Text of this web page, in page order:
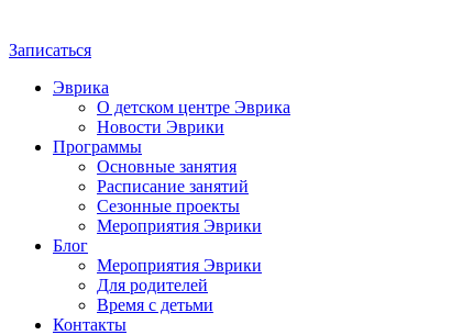
Записаться
Эврика
О детском центре Эврика
Новости Эврики
Программы
Основные занятия
Расписание занятий
Сезонные проекты
Мероприятия Эврики
Блог
Мероприятия Эврики
Для родителей
Время с детьми
Контакты